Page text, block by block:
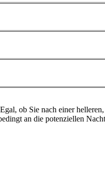
ob Sie nach einer
an die potenziellen